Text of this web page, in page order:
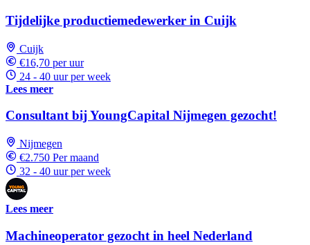
Tijdelijke productiemedewerker in Cuijk
Cuijk
€16,70 per uur
24 - 40 uur per week
Lees meer
Consultant bij YoungCapital Nijmegen gezocht!
Nijmegen
€2.750 Per maand
32 - 40 uur per week
Lees meer
Machineoperator gezocht in heel Nederland